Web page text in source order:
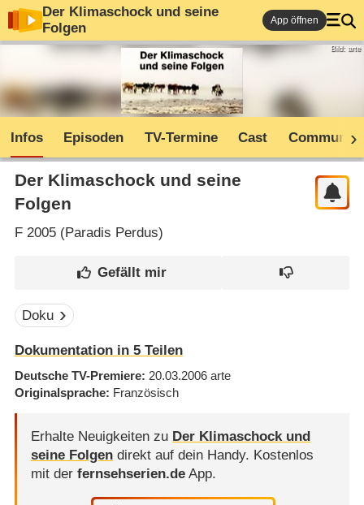
Der Klimaschock und seine
Folgen
App öffnen
Bild: arte
Infos Episoden TV-Termine Cast Community
Der Klimaschock und seine
Folgen
F2005 (Paradis Perdus)
Doku
Dokumentation in 5 Teilen
Deutsche TV-Premiere 20.03.2006 arte
Originalsprache Französisch
Erhalte Neuigkeiten zu Der Klimaschock und
seine Folgendirekt auf dein Handy. Kostenlos
mit der fernsehserien.deApp.